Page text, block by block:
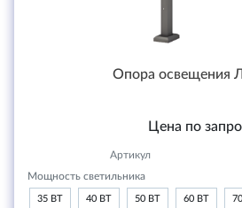
Опора освещения
Цена по
Артикул
Мощность светильника
35 ВТ 40 ВТ 50 ВТ 60 ВТ